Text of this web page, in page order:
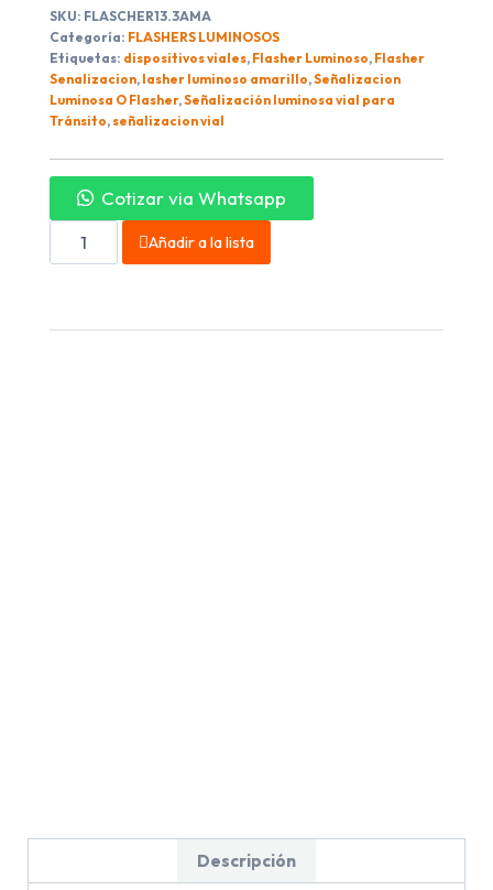
SKU: FLASCHER13.3AMA
Categoría: FLASHERS LUMINOSOS
Etiquetas: dispositivos viales, Flasher Luminoso, Flasher
Senalizacion, lasher luminoso amarillo,Señalizacion
Luminosa O Flasher,Señalización luminosa vial para
Tránsito,señalizacion vial
Cotizar via Whatsapp
Añadir a la lista
Descripción